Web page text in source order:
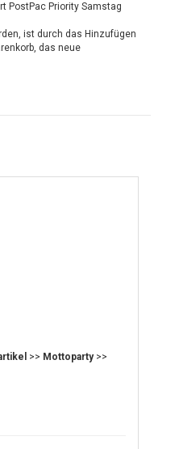
PostPac Priority Samstag
ist durch das Hinzufügen
das neue
>> Mottoparty>>